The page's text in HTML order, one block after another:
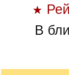
★
В